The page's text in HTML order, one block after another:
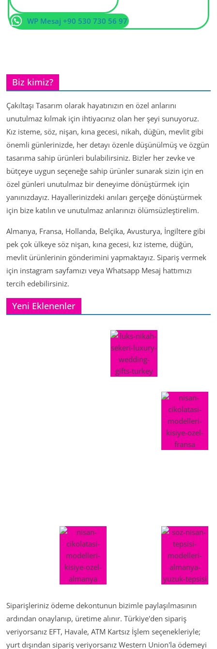
WP Mesaj +90 530 730 56 97
Biz kimiz?
Çakıltaşı Tasarım olarak hayatınızın en özel anlarını
unutulmaz kılmak için ihtiyacınız olan her şeyi sunuyoruz.
Kız isteme, söz, nişan, kına gecesi, nikah, düğün, mevlit gibi
önemli günlerinizde, her detayı özenle düşünülmüş ve özgün
tasarıma sahip ürünleri bulabilirsiniz. Bizler her zevke ve
bütçeye uygun seçeneğe sahip ürünler sunarak sizin için en
özel günleri unutulmaz bir deneyime dönüştürmek için
yanınızdayız. Hayallerinizdeki anıları gerçeğe dönüştürmek
için bize katılın ve unutulmaz anlarınızı ölümsüzleştirelim.
Almanya, Fransa, Hollanda, Belçika, Avusturya, İngiltere gibi
pek çok ülkeye söz nişan, kına gecesi, kız isteme, düğün,
mevlit ürünlerinin gönderimini yapmaktayız. Sipariş vermek
için instagram sayfamızı veya Whatsapp Mesaj hattımızı
tercih edebilirsiniz.
Yeni Eklenenler
Siparişleriniz ödeme dekontunun bizimle paylaşılmasının
ardından onaylanıp, üretime alınır. Türkiye'den sipariş
veriyorsanız EFT, Havale, ATM Kartsız İşlem seçenekleriyle;
yurt dışından sipariş veriyorsanız Western Union'la ödemeyi